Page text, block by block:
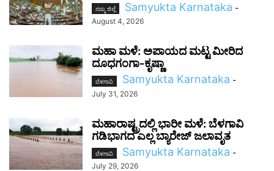
ನಮ್ಮ ಜಿಲ್ಲೆ Samyukta Karnataka -
August 4, 2026
ಮಹಾ ಮಳೆ: ಅಪಾಯದ ಮಟ್ಟ ಮೀರಿದ
ದೂಧಗಂಗಾ-ಕೃಷ್ಣಾ
ಬೆಳಗಾವಿ Samyukta Karnataka -
July 31, 2026
ಮಹಾರಾಷ್ಟ್ರದಲ್ಲಿ ಭಾರೀ ಮಳೆ: ಬೆಳಗಾವಿ
ಗಡಿಭಾಗದ ಎಲ್ಲ ಬ್ಯಾರೇಜ್ ಜಲಾವೃತ
ಬೆಳಗಾವಿ Samyukta Karnataka -
July 29, 2026